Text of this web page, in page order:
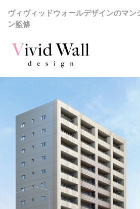
ヴィヴィッドウォールデザインのマン
ン監修